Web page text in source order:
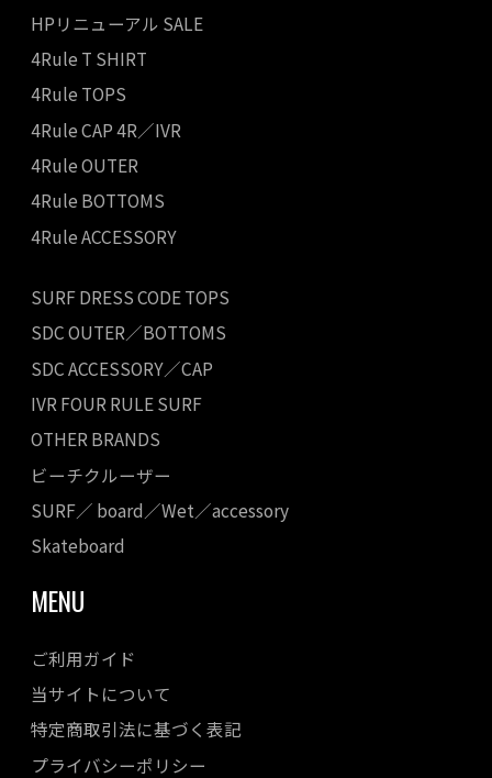
HPリニューアル SALE
4Rule T SHIRT
4Rule TOPS
4Rule CAP 4R／IVR
4Rule OUTER
4Rule BOTTOMS
4Rule ACCESSORY
SURF DRESS CODE TOPS
SDC OUTER／BOTTOMS
SDC ACCESSORY／CAP
IVR FOUR RULE SURF
OTHER BRANDS
ビーチクルーザー
SURF／ board／Wet／accessory
Skateboard
MENU
ご利用ガイド
当サイトについて
特定商取引法に基づく表記
プライバシーポリシー